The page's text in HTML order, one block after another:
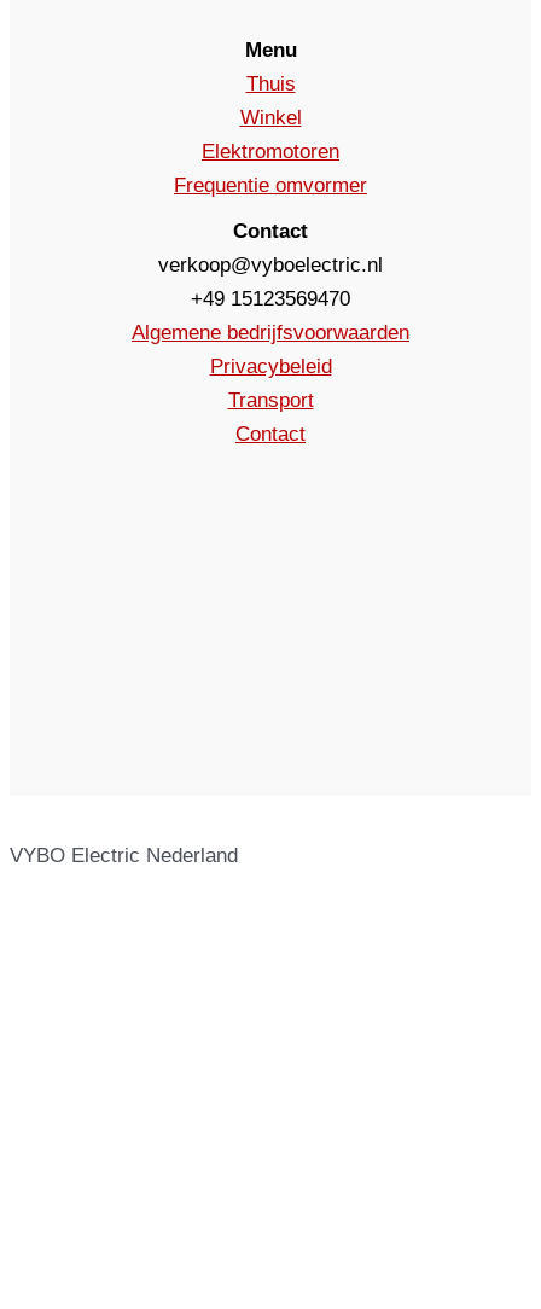
Menu
Thuis
Winkel
Elektromotoren
Frequentie omvormer
Contact
verkoop@vyboelectric.nl
+49 15123569470
Algemene bedrijfsvoorwaarden
Privacybeleid
Transport
Contact
VYBO Electric Nederland